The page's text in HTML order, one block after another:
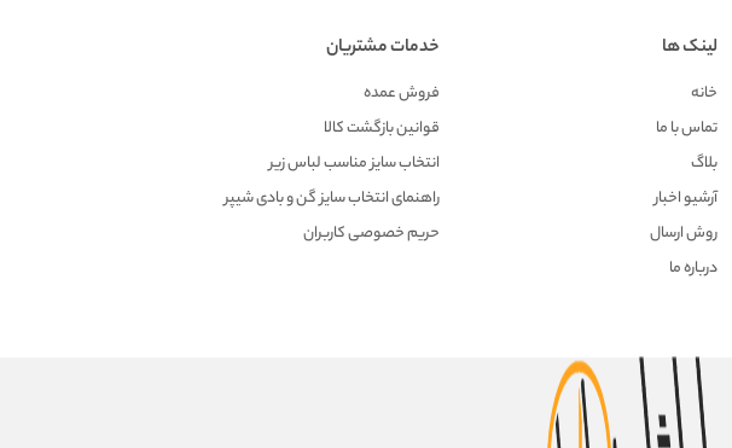
لینک ها
خانه
تماس با ما
بلاگ
آرشیو اخبار
روش ارسال
درباره ما
خدمات مشتریان
فروش عمده
قوانین بازگشت کالا
انتخاب سایز مناسب لباس زیر
راهنمای انتخاب سایز گن و بادی شیپر
حریم خصوصی کاربران